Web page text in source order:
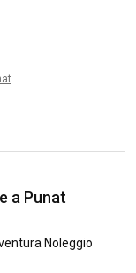
a Punat
Noleggio